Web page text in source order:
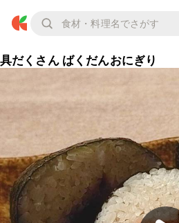
具だくさん ばくだんおにぎり